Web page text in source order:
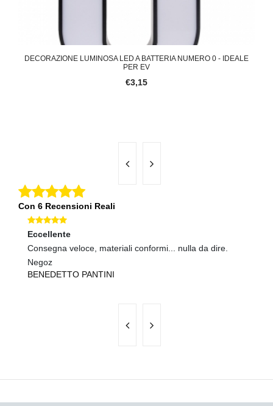
DECORAZIONE LUMINOSA LED A BATTERIA NUMERO 0 - IDEALE
PER EV
€3,15
Con 6 Recensioni Reali
Eccellente
Consegna veloce, materiali conformi... nulla da dire.
Negoz
BENEDETTO PANTINI